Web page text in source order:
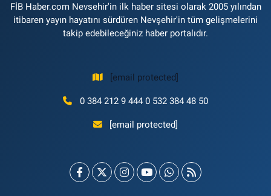
FİB Haber.com Nevsehir'in ilk haber sitesi olarak 2005 yılından
itibaren yayın hayatını sürdüren Nevşehir'in tüm gelişmelerini
takip edebileceğiniz haber portalıdır.
[email protected]
0 384 212 9 444 0 532 384 48 50
[email protected]